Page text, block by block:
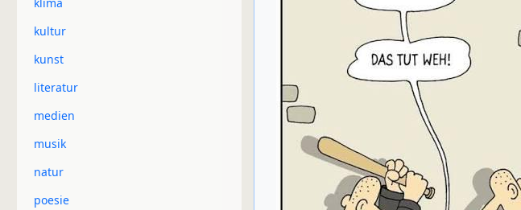
kultur
kunst
literatur
medien
musik
natur
poesie